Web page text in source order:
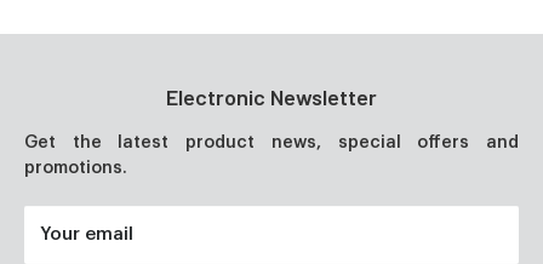
Electronic Newsletter
Get the latest product news, special offers and
promotions.
Your email